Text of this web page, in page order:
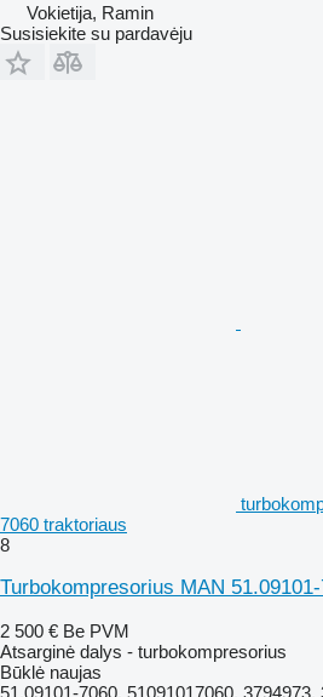
Vokietija, Ramin
Susisiekite su pardavėju
7060 traktoriaus
8
Turbokompresorius MAN
2 500 € Be PVM
Atsarginė dalys - turbokompresorius
Būklė naujas
51.09101-7060, 51091017060, 3794973,